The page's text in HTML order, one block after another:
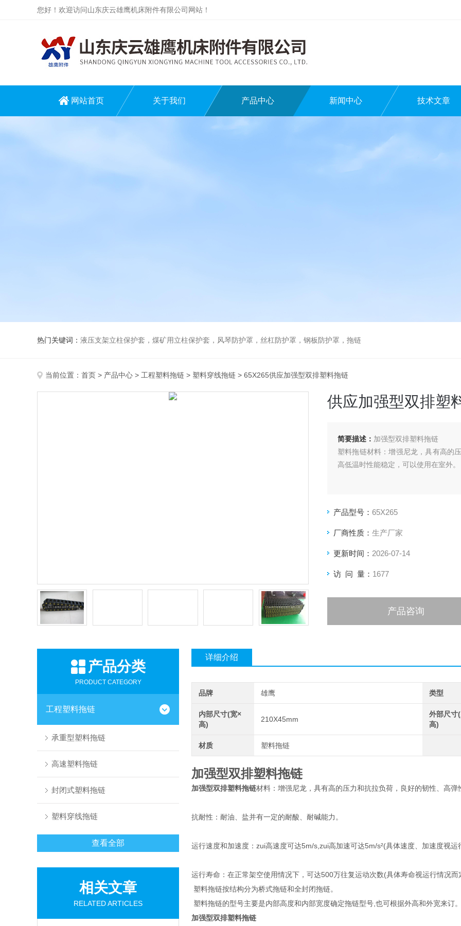
您好！欢迎访问山东庆云雄鹰机床附件有限公司网站！
网站首页 关于我们 产品中心 新闻中心 技术文章
热门关键词： 液压支架立柱保护套，煤矿用立柱保护套，风琴防护罩，丝杠防护罩，钢板防护罩，拖链
当前位置： 首页 > 产品中心 > 工程塑料拖链 > 塑料穿线拖链 > 65X265供应加强型双排塑料拖链
供应加强型双排塑
简要描述： 加强型双排塑料拖链
塑料拖链材料：增强尼龙，具有高的
高低温时性能稳定，可以使用在室外。
产品型号： 65X265
厂商性质： 生产厂家
更新时间： 2026-07-14
访 问 量： 1677
产品咨询
产品分类
PRODUCT CATEGORY
工程塑料拖链
承重型塑料拖链
高速塑料拖链
封闭式塑料拖链
塑料穿线拖链
查看全部
相关文章
RELATED ARTICLES
详细介绍
品牌 雄鹰 类型
内部尺寸(宽×
高)
210X45mm
外部尺寸
高)
材质 塑料拖链
加强型双排塑料拖链
加强型双排塑料拖链材料：增强尼龙，具有高的压力和抗拉负荷，良好的韧性、高
抗耐性：耐油、盐并有一定的耐酸、耐碱能力。
运行速度和加速度：zui高速度可达5m/s,zui高加速可达5m/s²(具体速度、加
运行寿命：在正常架空使用情况下，可达500万往复运动次数(具体寿命视运行情况而
塑料拖链按结构分为桥式拖链和全封闭拖链。
塑料拖链的型号主要是内部高度和内部宽度确定拖链型号,也可根据外高和外宽来订
加强型双排塑料拖链